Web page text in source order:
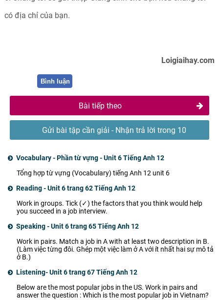
có địa chỉ của bạn.
Loigiaihay.com
Bình luận
Bài tiếp theo
Gửi bài tập cần giải - Nhận trả lời trong 10
Vocabulary - Phần từ vựng - Unit 6 Tiếng Anh 12
Tổng hợp từ vựng (Vocabulary) tiếng Anh 12 unit 6
Reading - Unit 6 trang 62 Tiếng Anh 12
Work in groups. Tick (✓) the factors that you think would help
you succeed in a job interview.
Speaking - Unit 6 trang 65 Tiếng Anh 12
Work in pairs. Match a job in A with at least two description in B.
(Làm việc từng đôi. Ghép một việc làm ở A với ít nhất hai sự mô tả
ở B.)
Listening- Unit 6 trang 67 Tiếng Anh 12
Below are the most popular jobs in the US. Work in pairs and
answer the question : Which is the most popular job in Vietnam?